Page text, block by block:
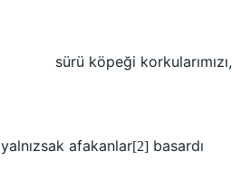
sürü köpeği korkularımızı,
yalnızsak afakanlar[2] basardı